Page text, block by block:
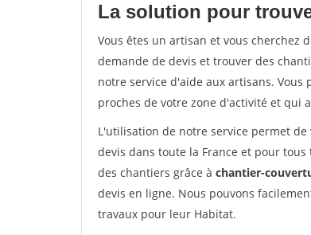
La solution pour
Vous êtes un artisan et vous cherchez
demande de devis et trouver des
notre service d'aide aux artisans.
proches de votre zone d'activité et qui
L'utilisation de notre service permet
devis dans toute la France et pour
des chantiers grâce à chantier-
devis en ligne. Nous pouvons
travaux pour leur Habitat.